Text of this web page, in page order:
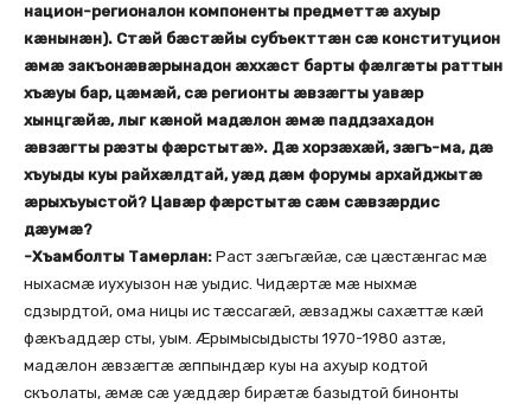
национ-регионалон компоненты предметтæ ахуыр
кæнынæн). Стæй бæстæйы субъекттæн сæ конституцион
æмæ закъонæвæрынадон æххæст барты фæлгæты раттын
хъæуы бар, цæмæй, сæ регионты æвзæгты уавæр
хынцгæйæ, лыг кæной мадæлон æмæ паддзахадон
æвзæгты рæзты фæрстытæ». Дæ хорзæхæй, зæгъ-ма, дæ
хъуыды куы райхæлдтай, уæд дæм форумы архайджытæ
æрыхъуыстой? Цавæр фæрстытæ сæм сæвзæрдис
дæумæ?
-Хъамболты Тамерлан: Раст зæгъгæйæ, сæ цæстæнгас мæ
ныхасмæ иухуызон нæ уыдис. Чидæртæ мæ ныхмæ
сдзырдтой, ома ницы ис тæссагæй, æвзаджы сахæттæ кæй
фæкъаддæр сты, уым. Æрымысыдысты 1970-1980 азтæ,
мадæлон æвзæгтæ æппындæр куы на ахуыр кодтой
скъолаты, æмæ сæ уæддæр бирæтæ базыдтой бинонты